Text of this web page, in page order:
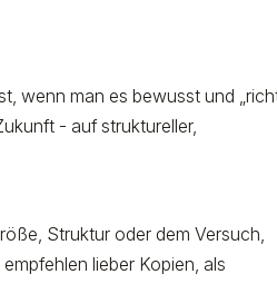
wenn man es bewusst und
- auf struktureller,
Struktur oder dem Versuch,
lieber Kopien, als